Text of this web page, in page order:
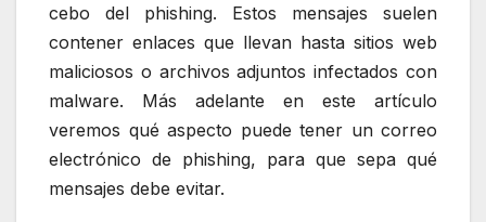
cebo del phishing. Estos mensajes suelen
contener enlaces que llevan hasta sitios web
maliciosos o archivos adjuntos infectados con
malware. Más adelante en este artículo
veremos qué aspecto puede tener un correo
electrónico de phishing, para que sepa qué
mensajes debe evitar.